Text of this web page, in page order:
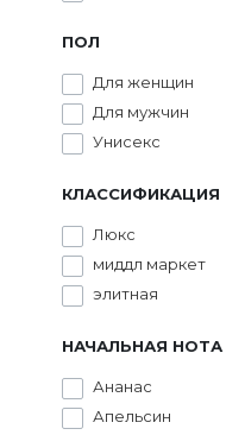
ПОЛ
Для женщин
Для мужчин
Унисекс
КЛАССИФИКАЦИЯ
Люкс
миддл маркет
элитная
НАЧАЛЬНАЯ НОТА
Ананас
Апельсин